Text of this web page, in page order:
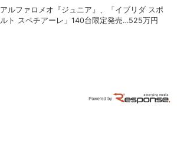
アルファロメオ『ジュニア』、「イブリダ スポ
ルト スペチアーレ」140台限定発売…525万円